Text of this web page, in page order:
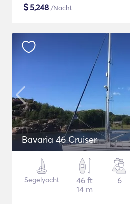
$5,248 /Nacht
Bavaria 46 Cruiser
Segelyacht
46 ft
14 m
6